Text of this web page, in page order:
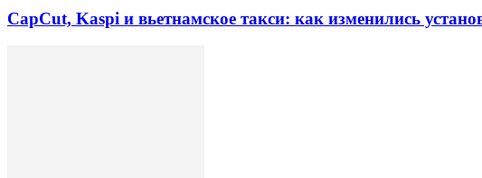
CapCut, Kaspi и вьетнамское такси: как изменились